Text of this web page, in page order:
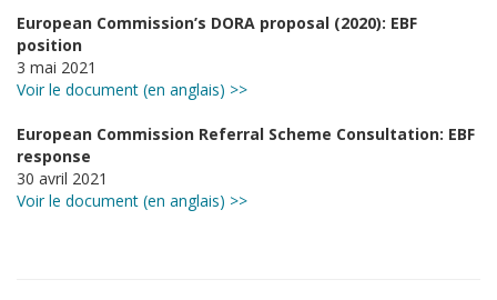
European Commission’s DORA proposal (2020): EBF
position
3 mai 2021
Voir le document (en anglais) >>
European Commission Referral Scheme Consultation: EBF
response
30 avril 2021
Voir le document (en anglais) >>